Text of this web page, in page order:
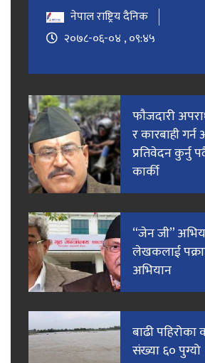
नेपाल राष्ट्रिय दैनिक
२०७८-०६-०४ , ०९:४५
फाैजदारी
र कारबाही
प्रतिवेदन कुर्नु
कार्की
“जेन जी”
लेखकलाई
अभियान
बाढी
संख्या ६० पुग्यो